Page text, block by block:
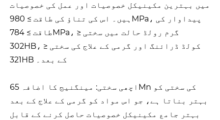
میں بہترین مکینیکل خصوصیات اور عمل کی خصوصیات
ہیں۔ اس کی تناؤ کی طاقت ≥ 980MPa، پیداوار کی
طاقت ≥ 784MPa، گرم رولڈ حالت میں سختی ≤
302HB، کولڈ ڈرائنگ اور گرمی کے علاج کی سختی ≤
321HB کے بعد۔
اچھی سختی: مینگنیج کا اضافہ 65Mn کی سختی کو
بہتر بناتا ہے، جو اس مواد کو گرمی کے علاج کے بعد
بہتر جامع مکینیکل خصوصیات حاصل کرنے کے قابل